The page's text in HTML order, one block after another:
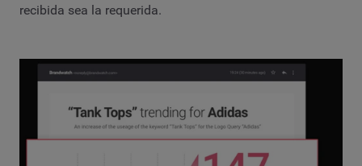
recibida sea la requerida.